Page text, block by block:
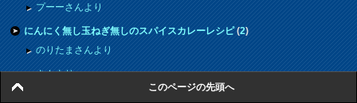
プーーさんより
にんにく無し玉ねぎ無しのスパイスカレーレシピ(2)
のりたまさんより
さんより
このページの先頭へ